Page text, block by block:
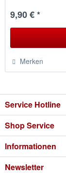
9,90 € *
Merken
Service Hotline
Shop Service
Informationen
Newsletter